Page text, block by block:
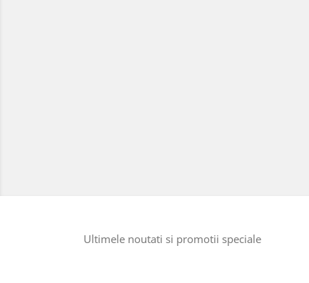
Ultimele noutati si promotii speciale